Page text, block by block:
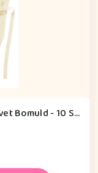
Disana Bindeble - Økologisk Ribvævet Bomuld - 10 Stk.